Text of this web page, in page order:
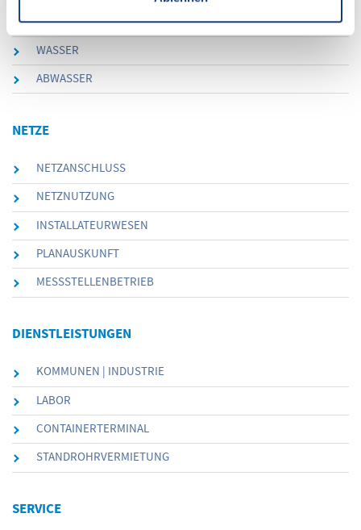
WÄRME
WASSER
ABWASSER
NETZE
NETZANSCHLUSS
NETZNUTZUNG
INSTALLATEURWESEN
PLANAUSKUNFT
MESSSTELLENBETRIEB
DIENSTLEISTUNGEN
KOMMUNEN | INDUSTRIE
LABOR
CONTAINERTERMINAL
STANDROHRVERMIETUNG
SERVICE